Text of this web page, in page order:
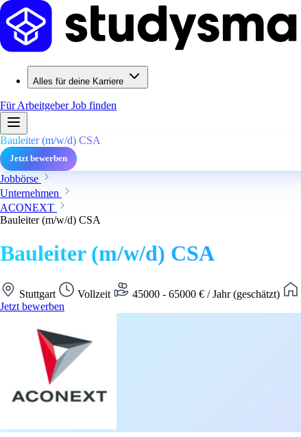
Alles für deine Karriere
Für ArbeitgeberJob finden
Bauleiter (m/w/d) CSA
Jetzt bewerben
Jobbörse
Unternehmen
ACONEXT
Bauleiter (m/w/d) CSA
Bauleiter (m/w/d) CSA
Stuttgart Vollzeit 45000 - 65000 € / Jahr (geschätzt)
Jetzt bewerben